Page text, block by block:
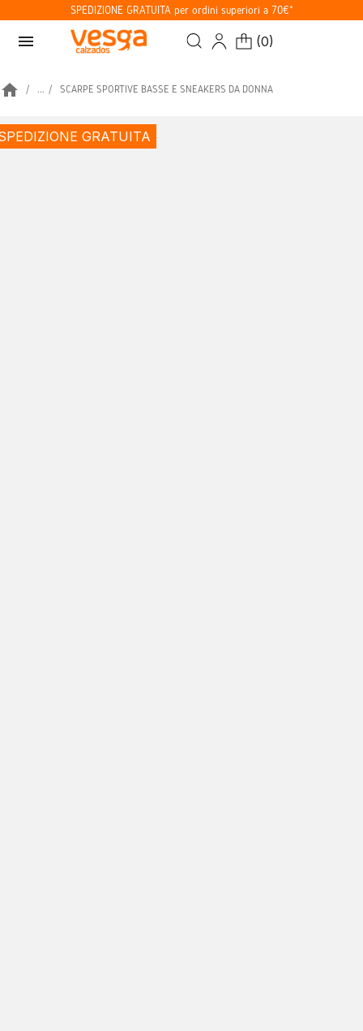
SPEDIZIONE GRATUITA per ordini superiori a 70€*
menu (0)
home ... SCARPE SPORTIVE BASSE E SNEAKERS DA DONNA
GRATUITA